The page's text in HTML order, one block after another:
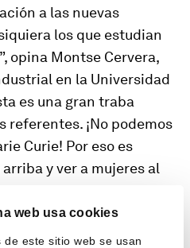
web usa cookies
de este sitio web se usan
a las nuevas
los que estudian
opina Montse Cervera,
en la Universidad
es una gran traba
referentes. ¡No podemos
Curie! Por eso es
y ver a mujeres al
Parece que
precisamente, el reto
el liderazgo de la